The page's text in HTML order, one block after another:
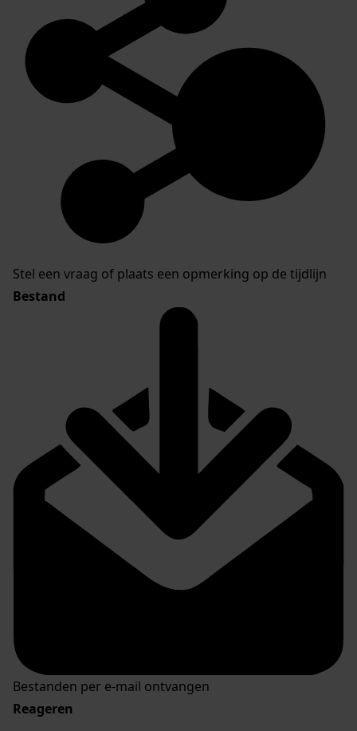
Stel een vraag of plaats een opmerking op de tijdlijn
Bestand
Bestanden per e-mail ontvangen
Reageren